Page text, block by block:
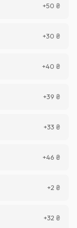
+50 ₴
+30 ₴
+40 ₴
+39 ₴
+33 ₴
+46 ₴
+2 ₴
+32 ₴